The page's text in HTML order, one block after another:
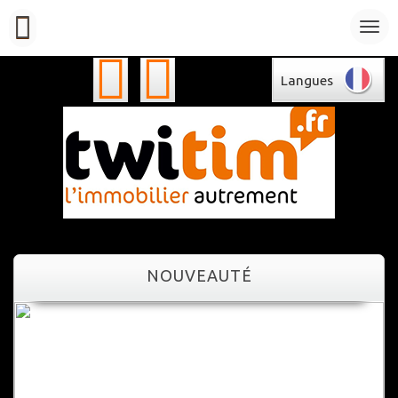
Langues
NOUVEAUTÉ
NOUVEAUTÉ